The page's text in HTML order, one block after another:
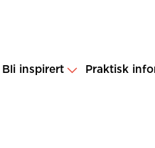
Bli inspirert Praktisk